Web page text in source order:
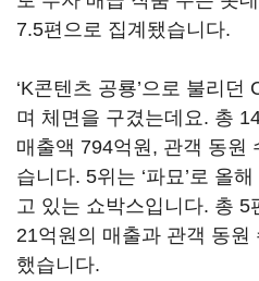
7.5편으로 집계됐습니다.
‘K콘텐츠 공룡’으로 불리던
며 체면을 구겼는데요. 총
매출액 794억원 , 관객 동원
습니다. 5위는 ‘파묘’로 올해
고 있는 쇼박스입니다. 총 5
21억원의 매출과 관객 동원
했습니다.